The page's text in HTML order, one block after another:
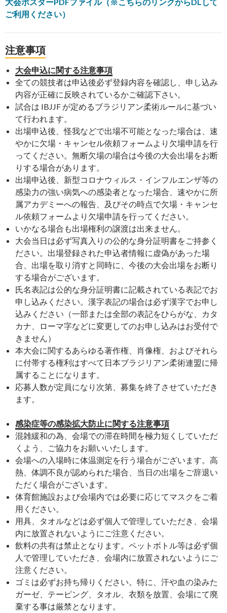
ご利用ください）
注意事項
大会申込に関する注意事項
全ての競技者は申込後必ず登録内容を確認し、申し込み
内容が正確に反映されているかご確認下さい。
試合は IBJJF が定めるブラジリアン柔術ルールに基づい
て行われます。
出場申込後、怪我などで出場不可能となった場合は、速
やかに欠場・キャンセル依頼フォームより欠場申請を行
ってください。無断欠場の場合は今後の大会出場をお断
りする場合があります。
出場申込後、新型コロナウィルス・インフルエンザ等の
感染力の強い病気への感染者となった場合、速やかに所
属アカデミーへの報告、及びその時点で欠場・キャンセ
ル依頼フォームより欠場申請を行ってください。
いかなる場合も出場権利の譲渡は出来ません。
大会当日は必ず写真入りの公的な身分証明書をご持参く
ださい。出場登録された申込者情報に虚偽があった場
合、出場を取り消すと同時に、今後の大会出場をお断り
する場合がございます。
氏名表記は公的な身分証明書に記載されている表記でお
申し込みください。漢字表記の場合は必ず漢字でお申し
込みください（一部または全部の表記をひらがな、カタ
カナ、ローマ字などに変更してのお申し込みはお受付で
きません）
本大会に関するあらゆる著作権、肖像権、およびそれら
に付帯する権利はすべて日本ブラジリアン柔術連盟に帰
属することになります。
応募人数が定員になり次第、募集を終了させていただき
ます。
感染症等の感染拡大防止に関する注意事項
混雑緩和の為、会場での滞在時間を極力短くしていただ
くよう、ご協力をお願いいたします。
会場への入場時に体温測定を行う場合がございます。高
熱、体調不良が認められた場合、当日の出場をご辞退い
ただく場合がございます。
体育館施設および会場内では必要に応じてマスクをご着
用ください。
用具、タオルなどは必ず個人で管理していただき、会場
内に放置されないようにご注意ください。
飲料の共有は禁止となります。ペットボトル等は必ず個
人で管理していただき、会場内に放置されないようにご
注意ください。
ゴミは必ずお持ち帰りください。特に、汗や血の染みた
ガーゼ、テーピング、タオル、衣類を放置、会場にて廃
棄する事は厳禁となります。